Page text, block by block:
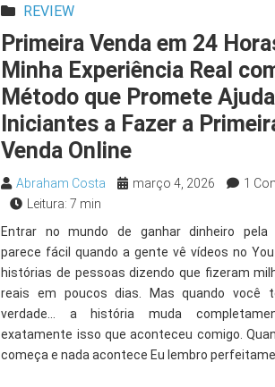
REVIEW
Primeira Venda em 24
Minha Experiência Real
Método que Promete
Iniciantes a Fazer a
Venda Online
Abraham Costa março 4, 2026
1
Leitura: 7 min
Entrar no mundo de ganhar dinheiro pela
parece fácil quando a gente vê vídeos no
histórias de pessoas dizendo que fizeram
reais em poucos dias. Mas quando você
verdade… a história muda
exatamente isso que aconteceu comigo.
começa e nada acontece Eu lembro